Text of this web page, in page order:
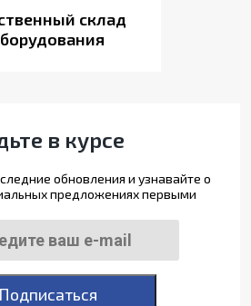
склад
в курсе
обновления и узнавайте о
предложениях первыми
Подписаться